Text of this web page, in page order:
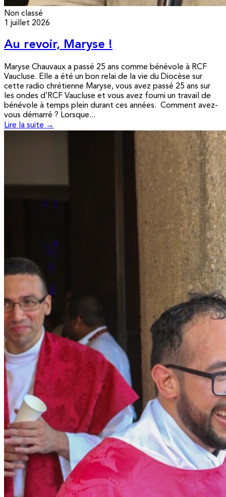
Non classé
1 juillet 2026
Au revoir, Maryse !
Maryse Chauvaux a passé 25 ans comme bénévole à RCF
Vaucluse. Elle a été un bon relai de la vie du Diocèse sur
cette radio chrétienne Maryse, vous avez passé 25 ans sur
les ondes d’RCF Vaucluse et vous avez fourni un travail de
bénévole à temps plein durant ces années. Comment avez-
vous démarré ? Lorsque...
Lire la suite →